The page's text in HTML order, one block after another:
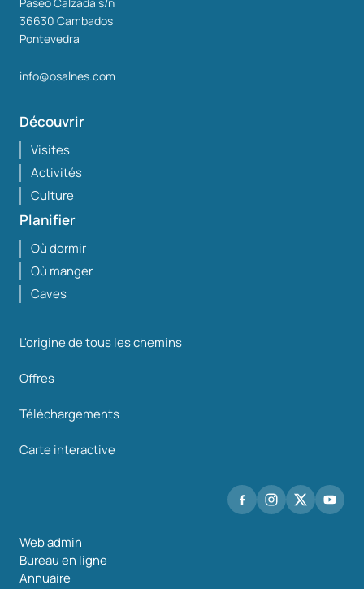
36630 Cambados
Pontevedra
info@osalnes.com
Découvrir
Visites
Activités
Culture
Planifier
Où dormir
Où manger
Caves
L'origine de tous les chemins
Offres
Téléchargements
Carte interactive
Web admin
Bureau en ligne
Annuaire